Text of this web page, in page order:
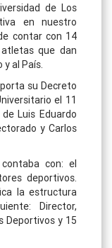
de Los
en nuestro
contar con 14
que dan
y al País.
su Decreto
el 11
Luis Eduardo
y Carlos
con: el
deportivos.
la estructura
Director,
Deportivos y 15